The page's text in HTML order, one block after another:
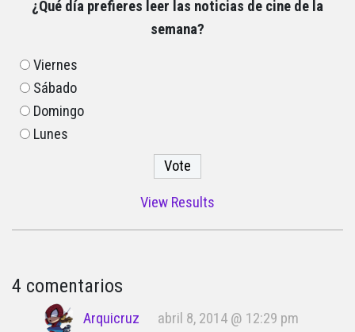
¿Qué día prefieres leer las noticias de cine de la
semana?
Viernes
Sábado
Domingo
Lunes
View Results
4 comentarios
Arquicruz
abril 8, 2014 @ 12:29 pm